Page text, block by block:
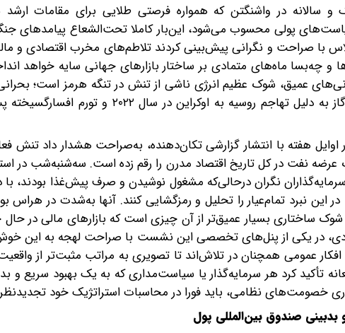
و سالانه در واشنگتن که همواره فرصتی طلایی برای مقامات
پولی محسوب می‌شود، این‌بار کاملا تحت‌الشعاع پیامدهای
با صراحت و نگرانی پیش‌بینی کردند تلاطم‌های مخرب اقتصادی و
و چه‌بسا ماه‌های متمادی بر ساختار بازارهای جهانی سایه خواهد
عمیق، شوک عظیم انرژی ناشی از تنش در تنگه هرمز است؛ بحرانی
اختلال گسترده در عرضه گاز به دلیل تهاجم
اوایل هفته با انتشار گزارشی تکان‌دهنده، به‌صراحت هشدار داد تنش
نفت در کل تاریخ اقتصاد مدرن را رقم زده است. سه‌شنبه‌شب در
نگران درحالی‌که مشغول نوشیدن و صرف پیش‌غذا بودند، با
این نبرد تمام‌عیار را تحلیل و رمزگشایی کنند. آنها به‌شدت در هراس
بسیار عمیق‌تر از آن چیزی است که بازارهای مالی در حال
در یکی از پنل‌های تخصصی این نشست با صراحت لهجه به این
و افکار عمومی همچنان در تلاش‌اند تا تصویری به مراتب مثبت‌تر از
تأکید کرد هر سرمایه‌گذار یا سیاست‌مداری که به یک بهبود سریع
خصومت‌های نظامی، باید فورا در محاسبات استراتژیک خود
صندوق بین‌المللی پول